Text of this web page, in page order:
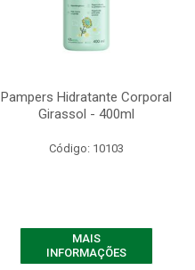
Pampers Hidratante Corporal
Girassol - 400ml
Código: 10103
MAIS
INFORMAÇÕES